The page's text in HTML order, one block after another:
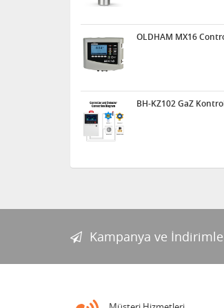
OLDHAM MX16
BH-KZ102 GaZ
Kampanya ve